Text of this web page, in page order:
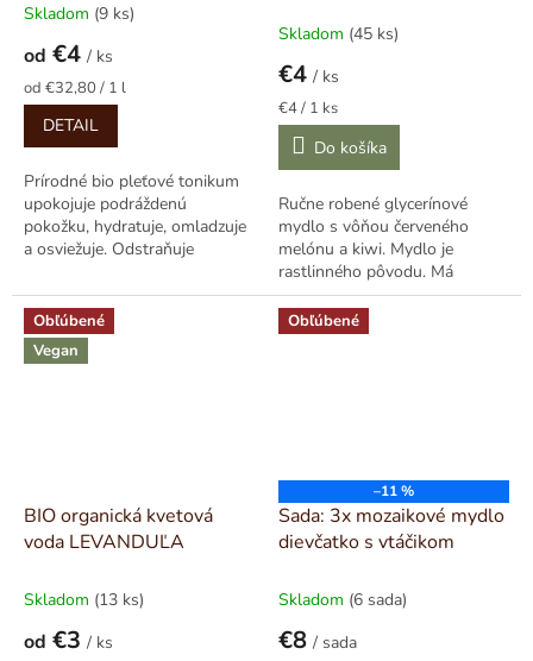
Priemerné
hodnotenie
produktu
je
5,0
5
hviezdičiek.
Skladom (9 ks)
od €4 / ks
Jednotková
cena:
od €32,80 / 1 l
DETAIL
Prírodné bio pleťové tonikum
upokojuje podráždenú
pokožku, hydratuje, omladzuje
a osviežuje. Odstraňuje
pôsobí...
Skladom (45 ks)
€4 / ks
Jednotková
cena:
€4 / 1 ks
Do košíka
Ručne robené glycerínové
mydlo s vôňou červeného
melónu a kiwi. Mydlo je
rastlinného pôvodu. Má
vynikajúcu penivosť a vytvára
bohatú krémovú penu....
Obľúbené
Vegan
BIO organická kvetová
voda LEVANDUĽA
Skladom (13 ks)
od €3 / ks
Obľúbené
–11 %
Sada: 3x mozaikové mydlo
dievčatko s vtáčikom
Skladom (6 sada)
€8 / sada